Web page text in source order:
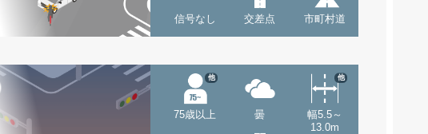
信号なし 交差点 市町村道
75歳以上
他
曇
幅5.5～
13.0m
他